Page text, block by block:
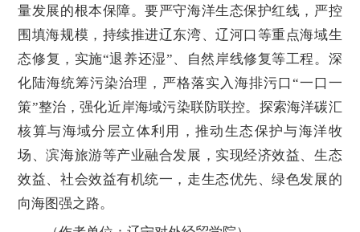
量发展的根本保障。要严守海洋生态保护红线，严控
围填海规模，持续推进辽东湾、辽河口等重点海域生
态修复，实施“退养还湿”、自然岸线修复等工程。深
化陆海统筹污染治理，严格落实入海排污口“一口一
策”整治，强化近岸海域污染联防联控。探索海洋碳汇
核算与海域分层立体利用，推动生态保护与海洋牧
场、滨海旅游等产业融合发展，实现经济效益、生态
效益、社会效益有机统一，走生态优先、绿色发展的
向海图强之路。